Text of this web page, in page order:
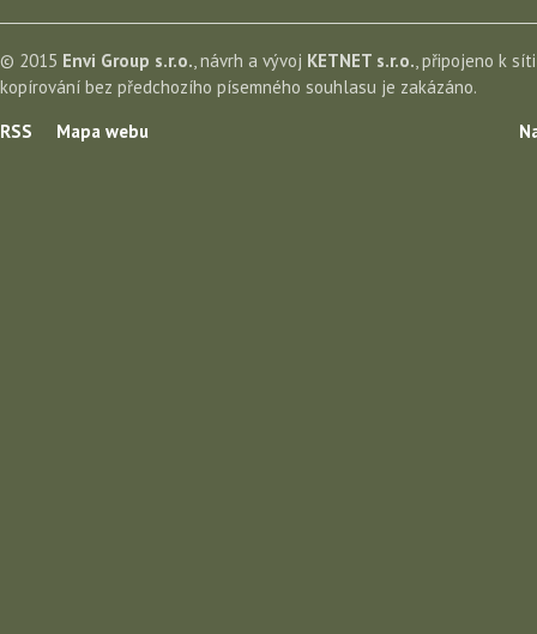
© 2015 Envi Group s.r.o., návrh a vývoj KETNET s.r.o., připojeno k
kopírování bez předchozího písemného souhlasu je zakázáno.
RSS
Mapa webu